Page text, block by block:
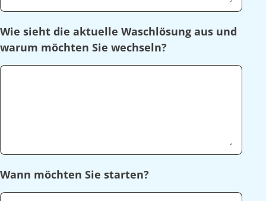
Wie sieht die aktuelle Waschlösung aus und
warum möchten Sie wechseln?
Wann möchten Sie starten?